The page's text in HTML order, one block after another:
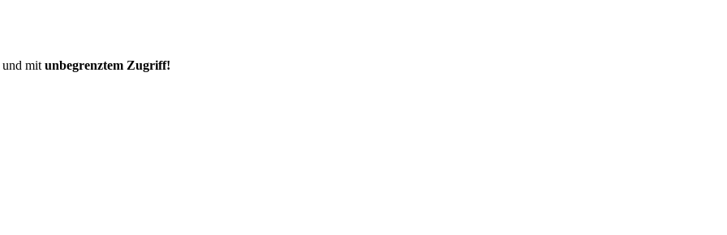
und mit unbegrenztem Zugriff!